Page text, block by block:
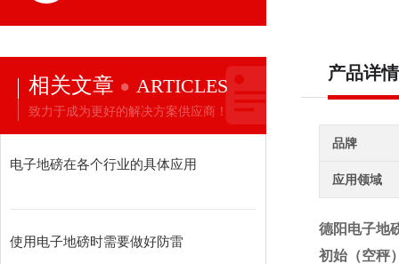
相关文章 ARTICLES
致力于成为更好的解决方案供应商！
电子地磅在各个行业的具体应用
使用电子地磅时需要做好防雷
产品详情
品牌
应用领域
德阳电子地
初始（空秤